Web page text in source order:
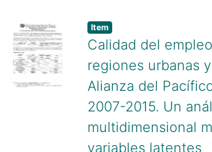
Item type:
Item,
Calidad del
regiones urbanas
Alianza del
2007-2015. Un
multidimensional
variables latentes